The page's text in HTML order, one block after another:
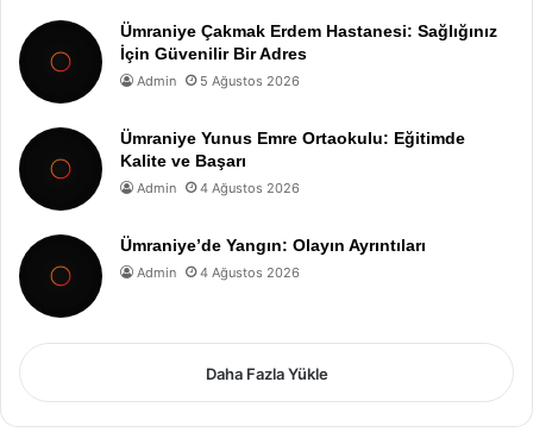
Ümraniye Çakmak Erdem Hastanesi: Sağlığınız
İçin Güvenilir Bir Adres
Admin 5 Ağustos 2026
Ümraniye Yunus Emre Ortaokulu: Eğitimde
Kalite ve Başarı
Admin 4 Ağustos 2026
Ümraniye’de Yangın: Olayın Ayrıntıları
Admin 4 Ağustos 2026
Daha Fazla Yükle